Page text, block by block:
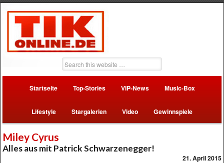
Startseite Top-Stories VIP-News Music-Box
Lifestyle Stargalerien Video Gewinnspiele
Miley Cyrus
Alles aus mit Patrick Schwarzenegger!
21. April 2015